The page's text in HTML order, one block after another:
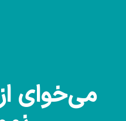
می‌خوای